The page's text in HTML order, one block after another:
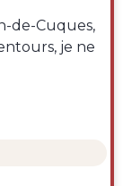
de-Cuques,
je ne